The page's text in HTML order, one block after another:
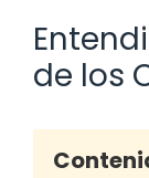
de los